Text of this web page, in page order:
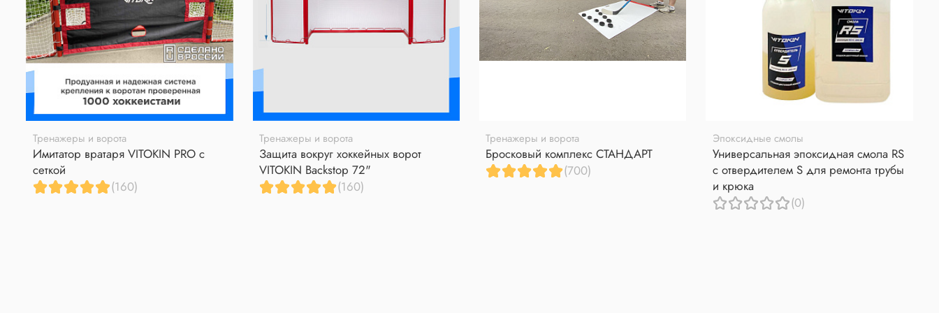
Тренажеры и ворота
Имитатор вратаря VITOKIN PRO с
сеткой
(160)
Тренажеры и ворота
Защита вокруг хоккейных ворот
VITOKIN Backstop 72"
(160)
Тренажеры и ворота
Бросковый комплекс СТАНДАРТ
(700)
Эпоксидные смолы
Универсальная эпоксидная смола RS
с отвердителем S для ремонта трубы
и крюка
(0)